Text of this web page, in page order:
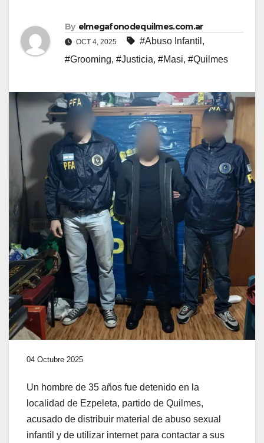
By elmegafonodequilmes.com.ar
OCT 4, 2025 #Abuso Infantil ,
#Grooming, #Justicia, #Masi, #Quilmes
04 Octubre 2025
Un hombre de 35 años fue detenido en la
localidad de Ezpeleta, partido de Quilmes,
acusado de distribuir material de abuso sexual
infantil y de utilizar internet para contactar a sus